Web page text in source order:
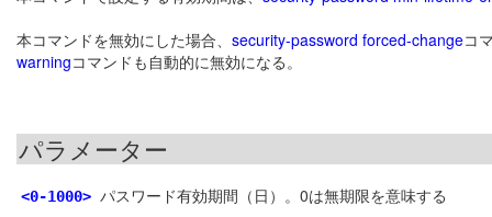
本コマンドを無効にした場合、 security-password forced-changeコ
warningコマンドも自動的に無効になる。
パラメーター
<0-1000> パスワード有効期間（日）。0は無期限を意味する